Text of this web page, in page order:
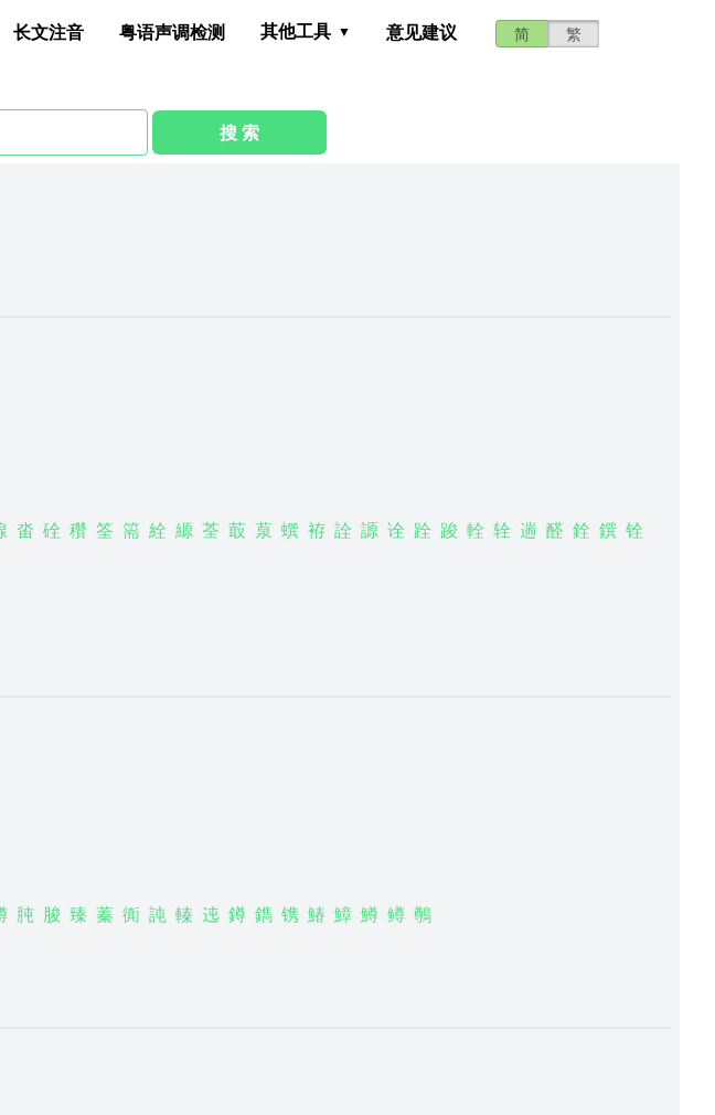
简 繁
长文注音 粤语声调检测 其他工具 意见建议
搜 索
畓 硂 穳 筌 篅 絟 縓 荃 菆 葲 蟤 袸 詮 謜 诠 跧 踆 輇 辁 遄 醛 銓 鐉 铨
肫 脧 臻 蓁 衠 訰 轃 迍 鐏 鐫 镌 鰆 鱆 鱒 鳟 鷷